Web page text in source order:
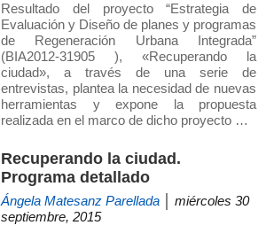
Resultado del proyecto “Estrategia de
Evaluación y Diseño de planes y programas
de Regeneración Urbana Integrada”
(BIA2012-31905 ), «Recuperando la
ciudad», a través de una serie de
entrevistas, plantea la necesidad de nuevas
herramientas y expone la propuesta
realizada en el marco de dicho proyecto …
Recuperando la ciudad.
Programa detallado
Ángela Matesanz Parellada │ miércoles 30
septiembre, 2015